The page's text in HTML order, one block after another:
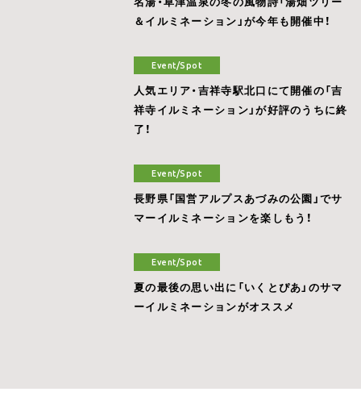
＆イルミネーション」が今年も開催中！
Event/Spot
人気エリア・吉祥寺駅北口にて開催の「吉
祥寺イルミネーション」が好評のうちに終
了！
Event/Spot
長野県「国営アルプスあづみの公園」でサ
マーイルミネーションを楽しもう！
Event/Spot
夏の最後の思い出に「いくとぴあ」のサマ
ーイルミネーションがオススメ